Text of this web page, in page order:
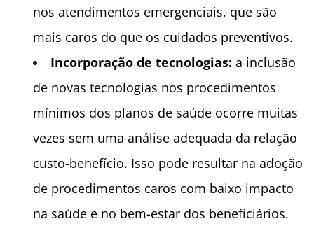
nos atendimentos emergenciais, que são
mais caros do que os cuidados preventivos.
Incorporação de tecnologias: a inclusão
de novas tecnologias nos procedimentos
mínimos dos planos de saúde ocorre muitas
vezes sem uma análise adequada da relação
custo-benefício. Isso pode resultar na adoção
de procedimentos caros com baixo impacto
na saúde e no bem-estar dos beneficiários.